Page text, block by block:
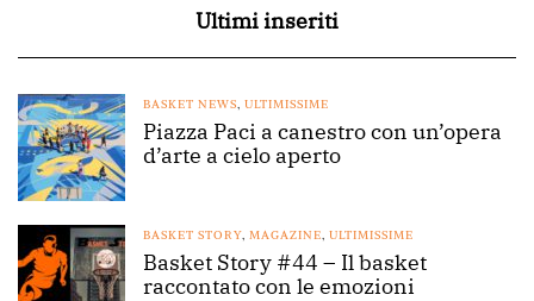
Ultimi inseriti
BASKET NEWS, ULTIMISSIME
Piazza Paci a canestro con un’opera
d’arte a cielo aperto
BASKET STORY, MAGAZINE, ULTIMISSIME
Basket Story #44 – Il basket
raccontato con le emozioni